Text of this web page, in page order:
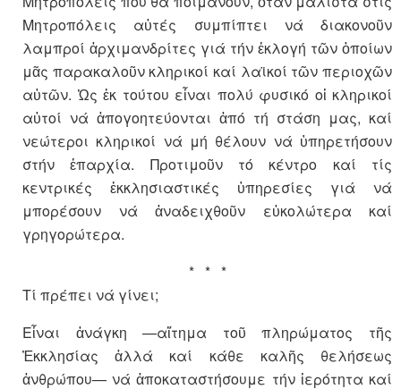
Μητροπόλεις αὐτές συμπίπτει νά διακονοῦν
λαμπροί ἀρχιμανδρίτες γιά τήν ἐκλογή τῶν ὁποίων
μᾶς παρακαλοῦν κληρικοί καί λαϊκοί τῶν περιοχῶν
αὐτῶν. Ὡς ἐκ τούτου εἶναι πολύ φυσικό οἱ κληρικοί
αὐτοί νά ἀπογοητεύονται ἀπό τή στάση μας, καί
νεώτεροι κληρικοί νά μή θέλουν νά ὑπηρετήσουν
στήν ἐπαρχία. Προτιμοῦν τό κέντρο καί τίς
κεντρικές ἐκκλησιαστικές ὑπηρεσίες γιά νά
μπορέσουν νά ἀναδειχθοῦν εὐκολώτερα καί
γρηγορώτερα.
* * *
Τί πρέπει νά γίνει;
Εἶναι ἀνάγκη —αἴτημα τοῦ πληρώματος τῆς
Ἐκκλησίας ἀλλά καί κάθε καλῆς θελήσεως
ἀνθρώπου— νά ἀποκαταστήσουμε τήν ἱερότητα καί